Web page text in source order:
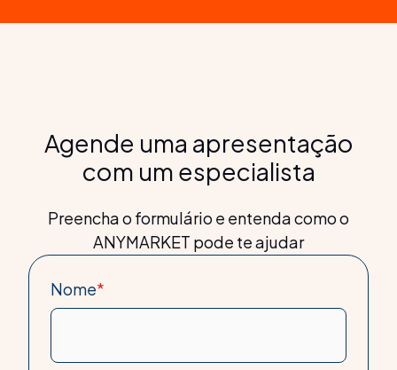
Agende uma apresentação
com um especialista
Preencha o formulário e entenda como o
ANYMARKET pode te ajudar
Nome*